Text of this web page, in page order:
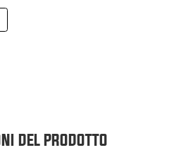
DEL PRODOTTO